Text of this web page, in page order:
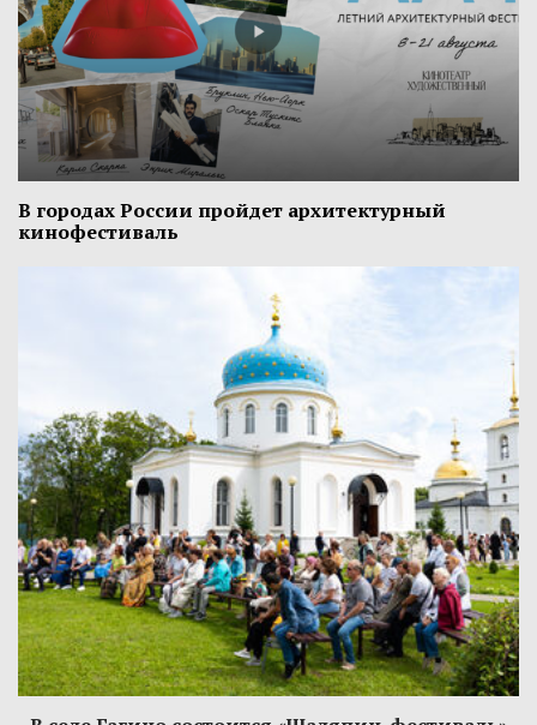
В городах России пройдет архитектурный
кинофестиваль